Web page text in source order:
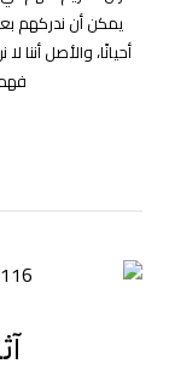
يمكن أن ندركهم
أحيانًا، والأصل